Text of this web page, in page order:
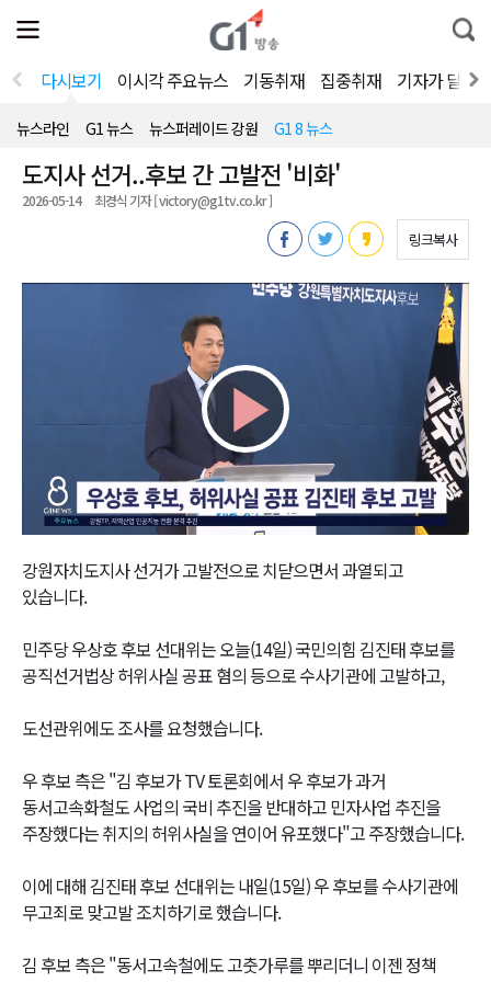
전
체
뉴
열
통
합
색
다시보기 이시각 주요뉴스 기동취재 집중취재 기자가 달려
뉴스라인 G1 뉴스 뉴스퍼레이드 강원 G1 8 뉴스
도지사 선거..후보 간 고발전 '비화'
2026-05-14 최경식 기자 [ victory@g1tv.co.kr ]
링크복사
Play
Video
강원자치도지사 선거가 고발전으로 치닫으면서 과열되고
있습니다.
민주당 우상호 후보 선대위는 오늘(14일) 국민의힘 김진태 후보를
공직선거법상 허위사실 공표 혐의 등으로 수사기관에 고발하고,
도선관위에도 조사를 요청했습니다.
우 후보 측은 "김 후보가 TV 토론회에서 우 후보가 과거
동서고속화철도 사업의 국비 추진을 반대하고 민자사업 추진을
주장했다는 취지의 허위사실을 연이어 유포했다"고 주장했습니다.
이에 대해 김진태 후보 선대위는 내일(15일) 우 후보를 수사기관에
무고죄로 맞고발 조치하기로 했습니다.
김 후보 측은 "동서고속철에도 고춧가루를 뿌리더니 이젠 정책